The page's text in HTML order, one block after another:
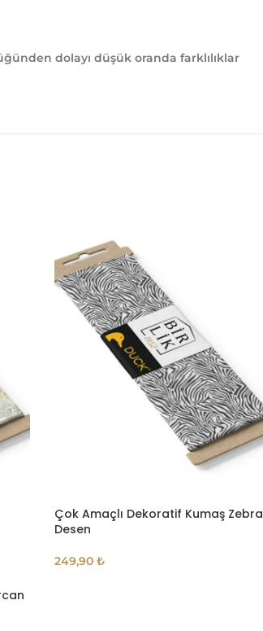
dolayı düşük oranda farklılıklar
Çok Amaçlı Dekoratif Kumaş Zebra
Desen
249,90 ₺